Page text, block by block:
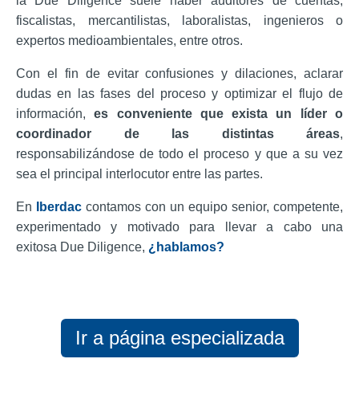
fiscalistas, mercantilistas, laboralistas, ingenieros o
expertos medioambientales, entre otros.
Con el fin de evitar confusiones y dilaciones, aclarar
dudas en las fases del proceso y optimizar el flujo de
información,es conveniente que exista un líder o
coordinador de las distintas áreas,
responsabilizándose de todo el proceso y que a su vez
sea el principal interlocutor entre las partes.
En Iberdac contamos con un equipo senior, competente,
experimentado y motivado para llevar a cabo una
exitosa Due Diligence, ¿hablamos?
Ir a página especializada